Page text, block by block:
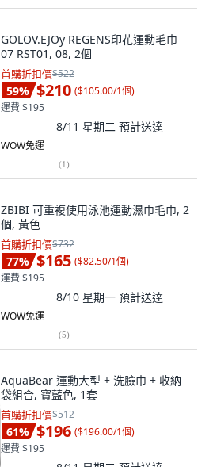
GOLOV.EJOy REGENS印花運動毛巾
07 RST01, 08, 2個
首購折扣價$522
59% $210 ($105.00/1個)
運費 $195
8/11 星期二 預計送達
WOW免運
(1)
ZBIBI 可重複使用泳池運動濕巾毛巾, 2
個, 黃色
首購折扣價$732
77% $165 ($82.50/1個)
運費 $195
8/10 星期一 預計送達
WOW免運
(5)
AquaBear 運動大型 + 洗臉巾 + 收納
袋組合, 寶藍色, 1套
首購折扣價$512
61% $196 ($196.00/1個)
運費 $195